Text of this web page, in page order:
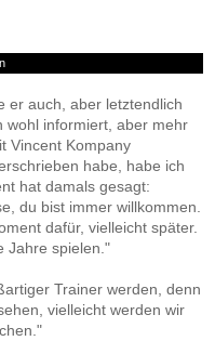
er auch, aber letztendlich
wohl informiert, aber mehr
Vincent Kompany
habe, habe ich
hat damals gesagt:
du bist immer willkommen.
dafür, vielleicht später.
Jahre spielen."
Trainer werden, denn
vielleicht werden wir